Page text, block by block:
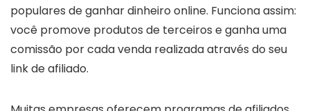
populares de ganhar dinheiro online. Funciona assim:
você promove produtos de terceiros e ganha uma
comissão por cada venda realizada através do seu
link de afiliado.